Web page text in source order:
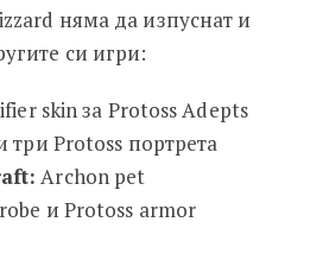
няма да изпуснат и
си игри:
skin за Protoss Adepts
три Protoss портрета
Archon pet
и Protoss armor